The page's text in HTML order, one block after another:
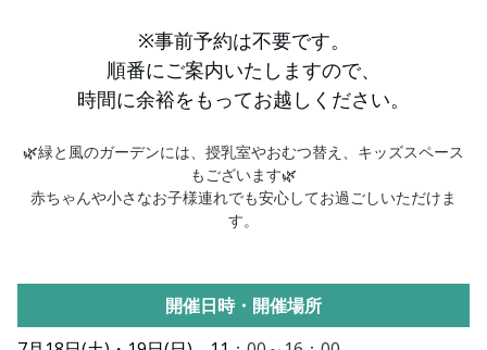
※事前予約は不要です。
順番にご案内いたしますので、
時間に余裕をもってお越しください。
🌿緑と風のガーデンには、授乳室やおむつ替え、キッズスペース
もございます🌿
赤ちゃんや小さなお子様連れでも安心してお過ごしいただけま
す。
開催日時・開催場所